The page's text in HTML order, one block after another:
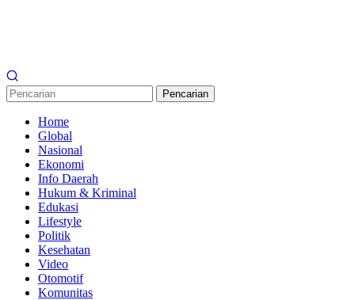
Pencarian
Home
Global
Nasional
Ekonomi
Info Daerah
Hukum & Kriminal
Edukasi
Lifestyle
Politik
Kesehatan
Video
Otomotif
Komunitas